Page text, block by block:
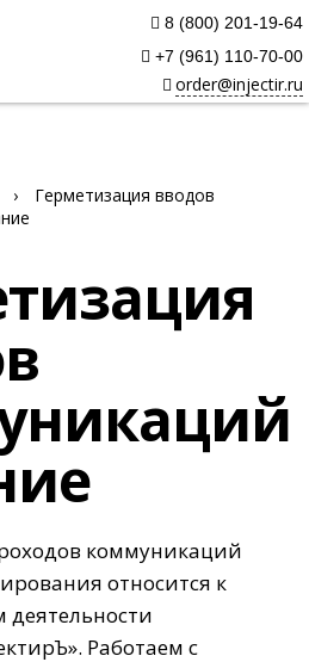
8 (800) 201-19-64
+7 (961) 110-70-00
order@injectir.ru
›
Герметизация вводов
коммуникаций
относится к
Работаем с